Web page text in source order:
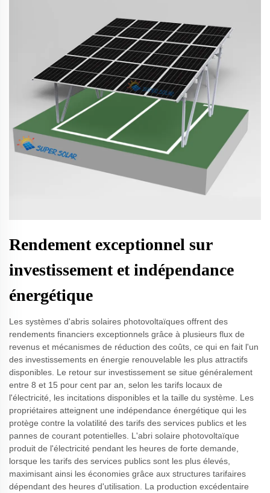
Rendement exceptionnel sur
investissement et indépendance
énergétique
Les systèmes d'abris solaires photovoltaïques offrent des
rendements financiers exceptionnels grâce à plusieurs flux de
revenus et mécanismes de réduction des coûts, ce qui en fait l'un
des investissements en énergie renouvelable les plus attractifs
disponibles. Le retour sur investissement se situe généralement
entre 8 et 15 pour cent par an, selon les tarifs locaux de
l'électricité, les incitations disponibles et la taille du système. Les
propriétaires atteignent une indépendance énergétique qui les
protège contre la volatilité des tarifs des services publics et les
pannes de courant potentielles. L'abri solaire photovoltaïque
produit de l'électricité pendant les heures de forte demande,
lorsque les tarifs des services publics sont les plus élevés,
maximisant ainsi les économies grâce aux structures tarifaires
dépendant des heures d'utilisation. La production excédentaire